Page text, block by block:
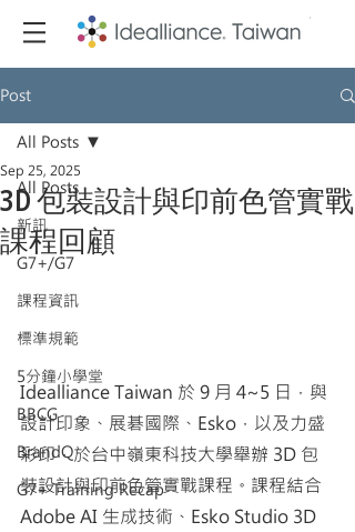
Post
All Posts
新訊
G7+/G7
課程資訊
標準規範
5分鐘小學堂
BBCG
BrandQ
G7+ Training Recap
All Posts
3D 包裝設計與印前色管實戰
課程回顧
Sep 25, 2025
Idealliance Taiwan 於 9 月 4~5 日，與
設計印象、展碁國際、Esko，以及力盛
彩印，於台中嶺東科技大學舉辦 3D 包
裝設計與印前色管實戰課程。課程結合
Adobe AI 生成技術、Esko Studio 3D